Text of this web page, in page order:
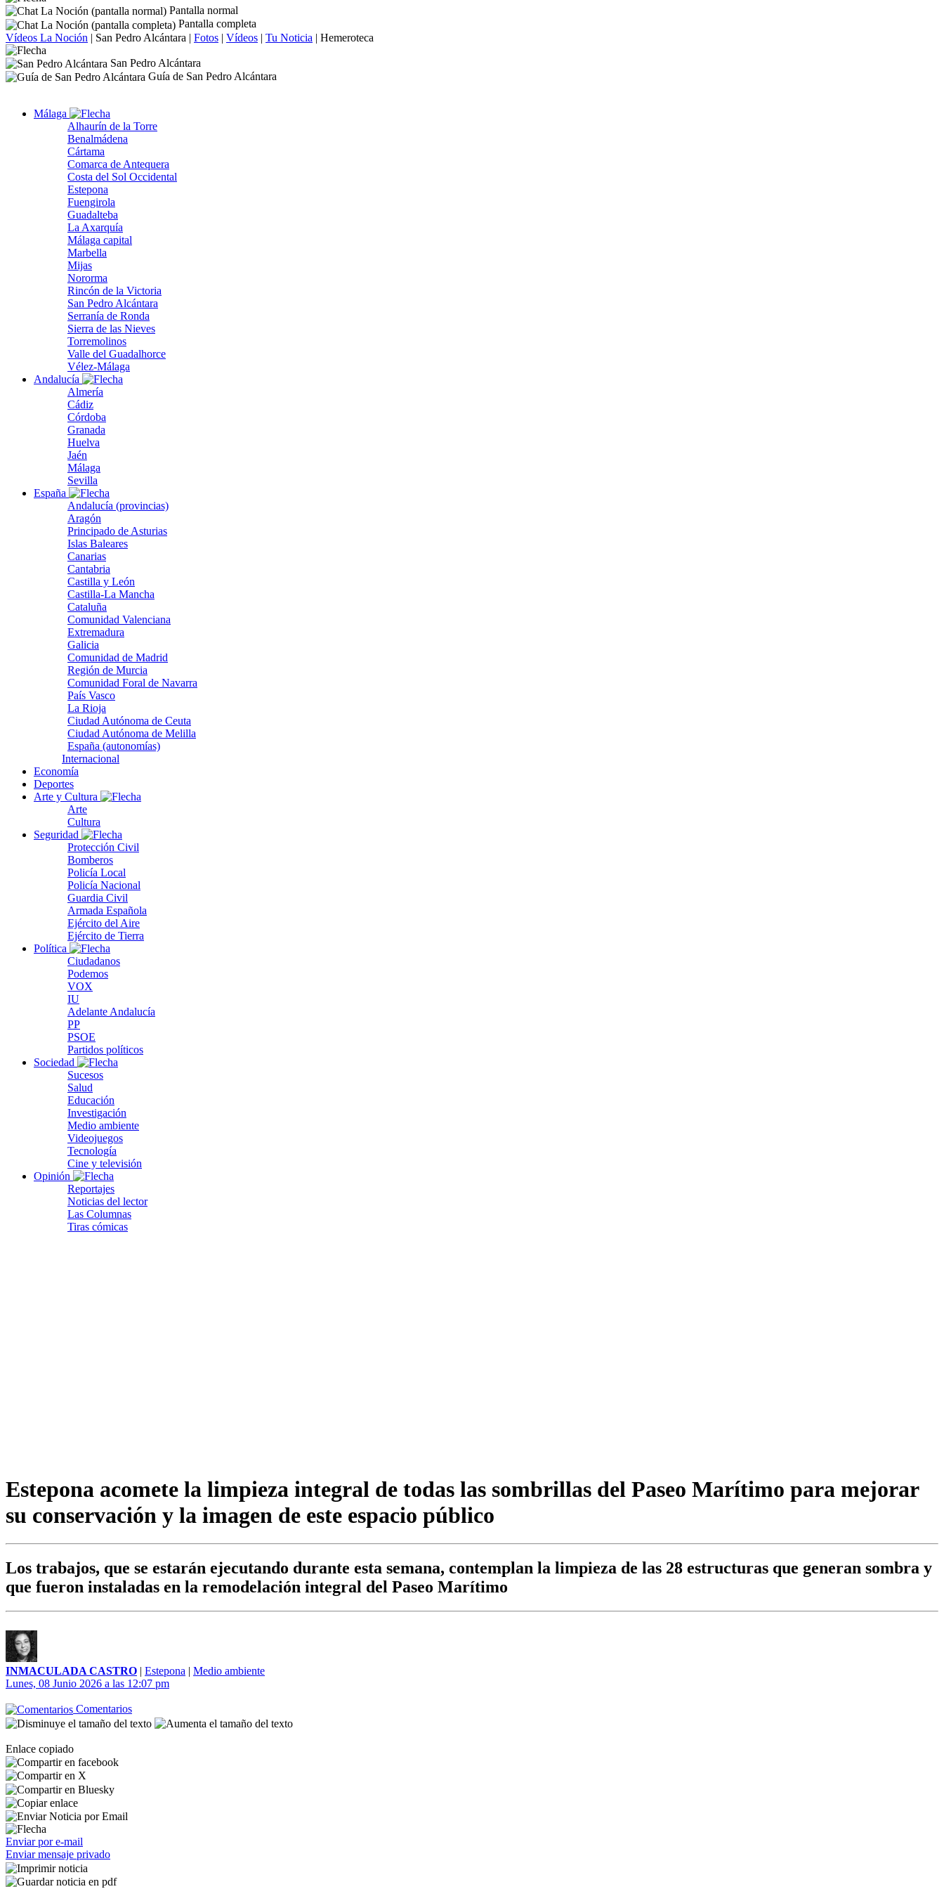
Pantalla normal
Pantalla completa
Vídeos La Noción | San Pedro Alcántara | Fotos | Vídeos | Tu Noticia | Hemeroteca
San Pedro Alcántara
Guía de San Pedro Alcántara
Málaga
Alhaurín de la Torre
Benalmádena
Cártama
Comarca de Antequera
Costa del Sol Occidental
Estepona
Fuengirola
Guadalteba
La Axarquía
Málaga capital
Marbella
Mijas
Nororma
Rincón de la Victoria
San Pedro Alcántara
Serranía de Ronda
Sierra de las Nieves
Torremolinos
Valle del Guadalhorce
Vélez-Málaga
Andalucía
Almería
Cádiz
Córdoba
Granada
Huelva
Jaén
Málaga
Sevilla
España
Andalucía (provincias)
Aragón
Principado de Asturias
Islas Baleares
Canarias
Cantabria
Castilla y León
Castilla-La Mancha
Cataluña
Comunidad Valenciana
Extremadura
Galicia
Comunidad de Madrid
Región de Murcia
Comunidad Foral de Navarra
País Vasco
La Rioja
Ciudad Autónoma de Ceuta
Ciudad Autónoma de Melilla
España (autonomías)
Internacional
Economía
Deportes
Arte y Cultura
Arte
Cultura
Seguridad
Protección Civil
Bomberos
Policía Local
Policía Nacional
Guardia Civil
Armada Española
Ejército del Aire
Ejército de Tierra
Política
Ciudadanos
Podemos
VOX
IU
Adelante Andalucía
PP
PSOE
Partidos políticos
Sociedad
Sucesos
Salud
Educación
Investigación
Medio ambiente
Videojuegos
Tecnología
Cine y televisión
Opinión
Reportajes
Noticias del lector
Las Columnas
Tiras cómicas
Estepona acomete la limpieza integral de todas las sombrillas del Paseo Marítimo para mejorar
su conservación y la imagen de este espacio público
Los trabajos, que se estarán ejecutando durante esta semana, contemplan la limpieza de las 28 estructuras que generan sombra y
que fueron instaladas en la remodelación integral del Paseo Marítimo
INMACULADA CASTRO | Estepona | Medio ambiente
Lunes, 08 Junio 2026 a las 12:07 pm
Comentarios
Enlace copiado
Enviar por e-mail
Enviar mensaje privado